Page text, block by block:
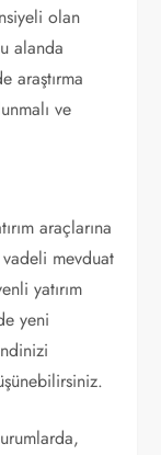
olan
alanda
araştırma
ve
araçlarına
mevduat
yatırım
yeni